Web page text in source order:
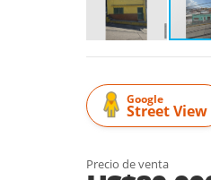
Google
Street View
Precio de venta